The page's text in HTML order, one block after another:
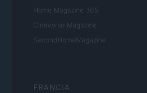
Home Magazine 365
Cineverse Magazine
SecondHomeMagazine
FRANCIA